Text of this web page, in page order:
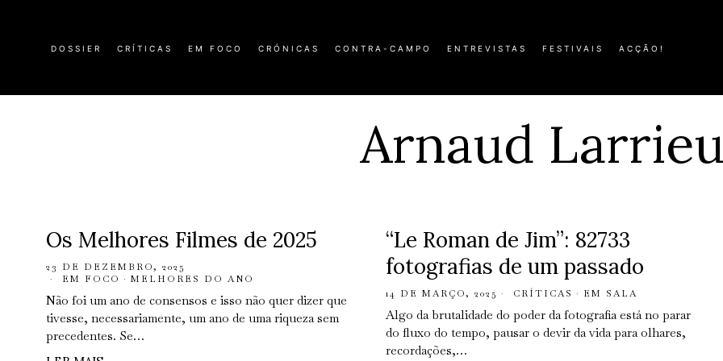
DOSSIER CRÍTICAS EM FOCO CRÓNICAS CONTRA-CAMPO ENTREVISTAS FESTIVAIS ACÇÃO!
Arnaud Larrieu
Os Melhores Filmes de 2025
23 DE DEZEMBRO, 2025
EM FOCO · MELHORES DO ANO
Não foi um ano de consensos e isso não quer dizer que
tivesse, necessariamente, um ano de uma riqueza sem
precedentes. Se…
“Le Roman de Jim”: 82733
fotografias de um passado
14 DE MARÇO, 2025 CRÍTICAS · EM SALA
Algo da brutalidade do poder da fotografia está no parar
do fluxo do tempo, pausar o devir da vida para olhares,
recordações,…